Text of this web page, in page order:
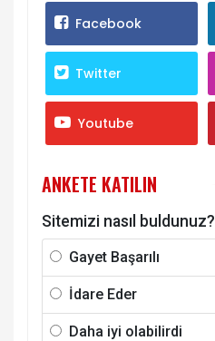
Facebook
Twitter
Youtube
ANKETE KATILIN
Sitemizi nasıl buldunuz?
Gayet Başarılı
İdare Eder
Daha iyi olabilirdi